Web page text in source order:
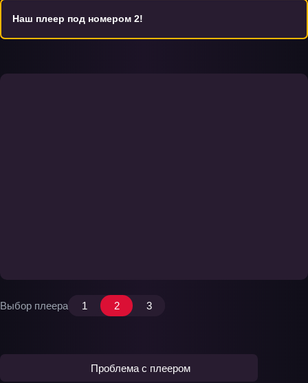
Наш плеер под номером 2!
Выбор плеера 1 2 3
Проблема с плеером